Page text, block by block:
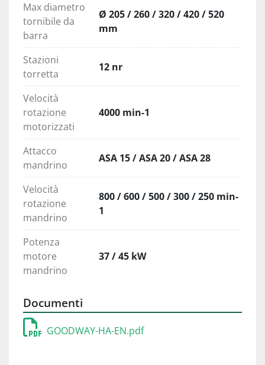
Max diametro
tornibile da
barra
Ø 205 / 260 / 320 / 420 / 520
mm
Stazioni
torretta
12 nr
Velocità
rotazione
motorizzati
4000 min-1
Attacco
mandrino
ASA 15 / ASA 20 / ASA 28
Velocità
rotazione
mandrino
800 / 600 / 500 / 300 / 250 min-
1
Potenza
motore
mandrino
37 / 45 kW
Documenti
GOODWAY-HA-EN.pdf